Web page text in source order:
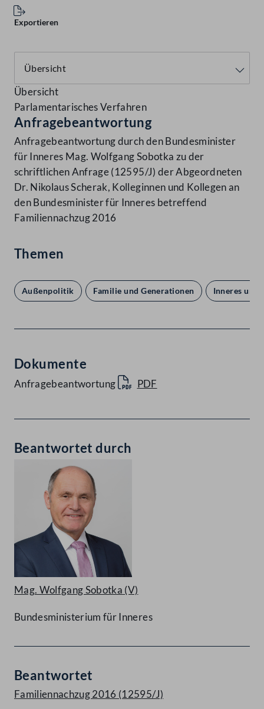
Exportieren
Übersicht
Parlamentarisches Verfahren
Anfragebeantwortung
Anfragebeantwortung durch den Bundesminister
für Inneres Mag. Wolfgang Sobotka zu der
schriftlichen Anfrage (12595/J) der Abgeordneten
Dr. Nikolaus Scherak, Kolleginnen und Kollegen an
den Bundesminister für Inneres betreffend
Familiennachzug 2016
Themen
Außenpolitik Familie und Generationen Inneres und
Dokumente
Anfragebeantwortung PDF
Beantwortet durch
Mag. Wolfgang Sobotka (V)
Bundesministerium für Inneres
Beantwortet
Familiennachzug 2016 (12595/J)